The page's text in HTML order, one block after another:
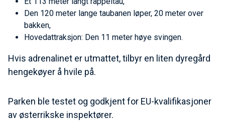
Den 120 meter lange taubanen løper, 20 meter over
bakken,
Hovedattraksjon: Den 11 meter høye svingen.
Hvis adrenalinet er utmattet, tilbyr en liten dyregård
hengekøyer å hvile på.
Parken ble testet og godkjent for EU-kvalifikasjoner
av østerrikske inspektører.